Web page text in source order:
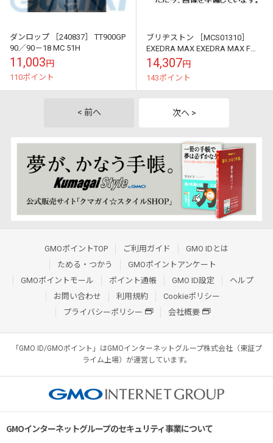
ダンロップ ［240837］ TT900GP
90／90－18 MC 51H
11,003円
110ポイント
ブリヂストン ［MCS01310］
EXEDRA MAX EXEDRA MAX F
110／90－18 61H
14,307円
143ポイント
< 前へ 次へ >
GMOポイントTOP ご利用ガイド
GMO IDとは
ためる・つかう
GMOポイントアンケート
GMOポイントモール
ポイント通帳 GMO ID設定
ヘルプ
お問い合わせ
利用規約
Cookieポリシー
プライバシーポリシー
会社概要
「GMO ID/GMOポイント」はGMOインターネットグループ株式会社（東証プ
ライム上場）が運営しています。
GMOインターネットグループのセキュリティ事業について